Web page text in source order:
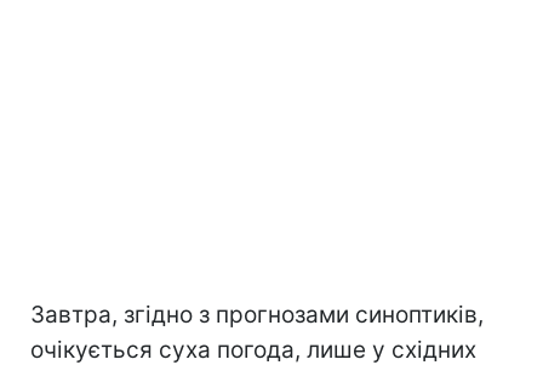
Завтра, згідно з прогнозами синоптиків,
очікується суха погода, лише у східних